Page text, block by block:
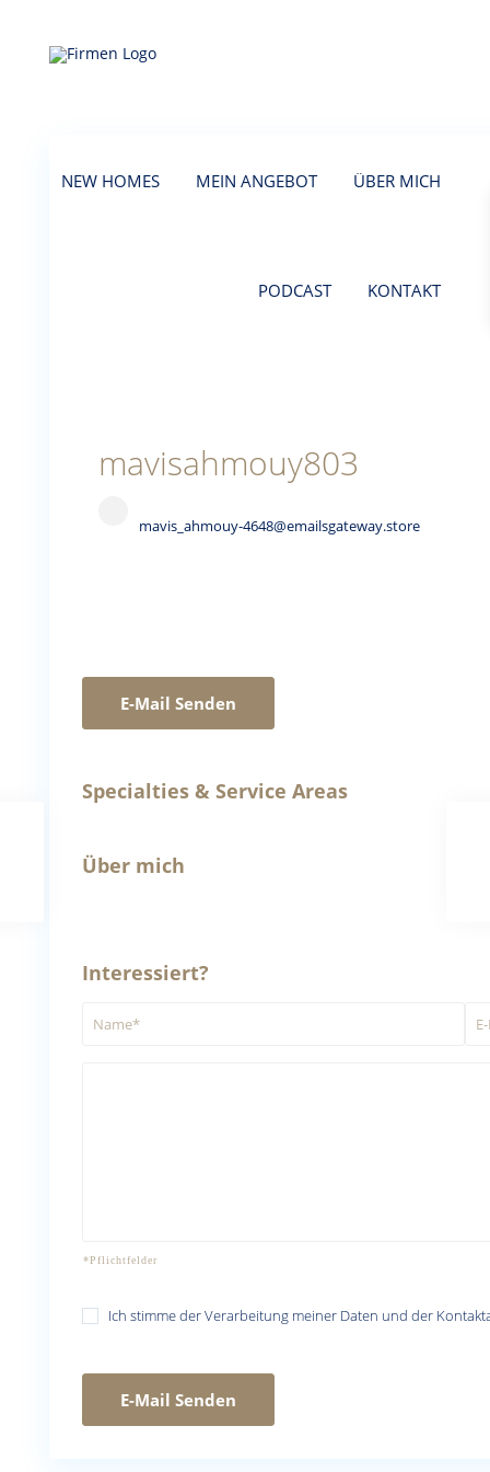
NEW HOMES MEIN ANGEBOT ÜBER MICH
PODCAST KONTAKT
mavisahmouy803
mavis_ahmouy-4648@emailsgateway.store
E-Mail Senden
Specialties & Service Areas
Über mich
Interessiert?
Ich stimme der Verarbeitung meiner Daten und der